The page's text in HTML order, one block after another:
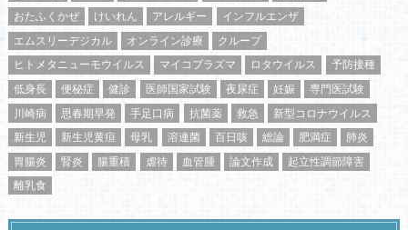
おたふくかぜ
けいれん アレルギー
インフルエンザ
エムスリーデジカル
オンライン診療
クループ
ヒトメタニューモウイルス
マイコプラズマ ロタウイルス
予防接種
低身長
便秘症 健診 医師国家試験 夜尿症 妊娠
専門医試験
川崎病
思春期早発 手足口病 抗菌薬 救急
新型コロナウイルス
新生児
新生児黄疸 母乳 溶連菌 百日咳 総論 肥満症
肺炎
胃腸炎
腎炎 腸重積 虐待 血管腫 論文作成
起立性調節障害
離乳食